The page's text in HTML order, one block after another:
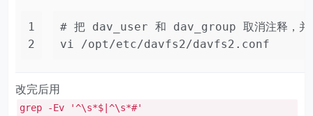
1
2
# 把 dav_user 和 dav_group 取消注释，并
vi /opt/etc/davfs2/davfs2.conf
改完后用
grep -Ev '^\s*$|^\s*#'